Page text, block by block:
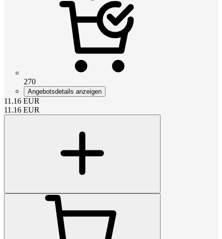
270
Angebotsdetails anzeigen
11.16 EUR
11.16 EUR